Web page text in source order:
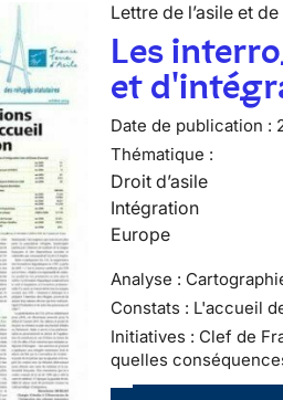
Lettre de l’asile et
Les
et
Date de publication :
Thématique :
Droit d’asile
Intégration
Europe
Analyse :
Constats : L'accueil
Initiatives : Clef de
quelles